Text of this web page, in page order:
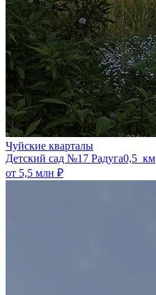
Чуйские кварталы
​Детский сад №17 Радуга0,5 км
от 5,5 млн ₽